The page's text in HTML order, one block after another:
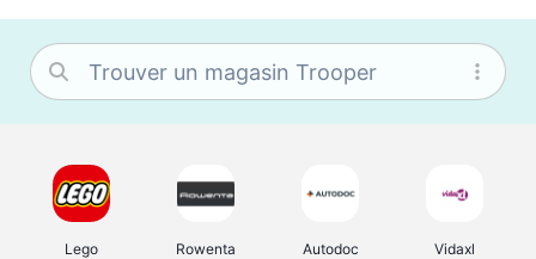
Lego Rowenta Autodoc Vidaxl